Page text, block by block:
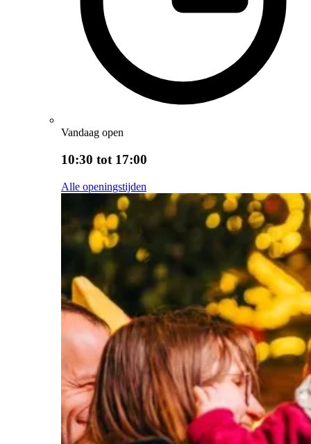
Vandaag open
10:30 tot 17:00
Alle openingstijden